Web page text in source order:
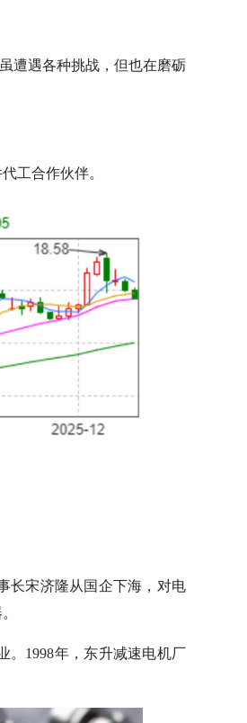
遭遇各种挑战，但也在磨砺
工合作伙伴。
长宋济隆从国企下海，对电
。1998年，东升减速电机厂